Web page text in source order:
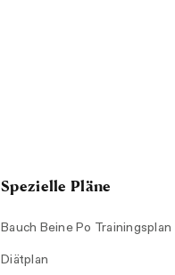
Spezielle Pläne
Bauch Beine Po Trainingsplan
Diätplan